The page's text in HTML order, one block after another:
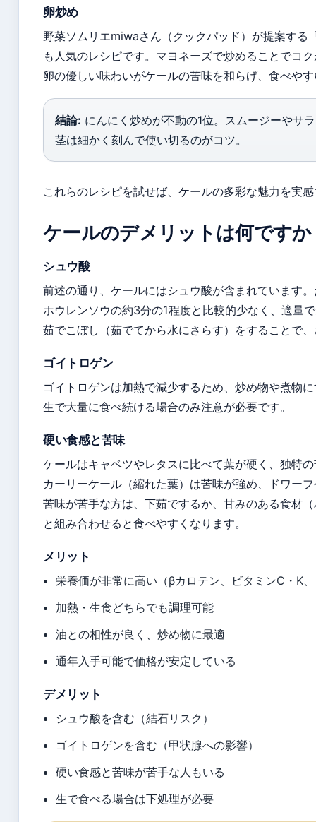
卵炒め
野菜ソムリエmiwaさん（クックパッド）が提案する
も人気のレシピです。マヨネーズで炒めることでコ
卵の優しい味わいがケールの苦味を和らげ、食べや
結論: にんにく炒めが不動の1位。スムージーやサ
茎は細かく刻んで使い切るのがコツ。
これらのレシピを試せば、ケールの多彩な魅力を実
ケールのデメリットは何です
シュウ酸
前述の通り、ケールにはシュウ酸が含まれています
ホウレンソウの約3分の1程度と比較的少なく、適量
茹でこぼし（茹でてから水にさらす）をすることで
ゴイトロゲン
ゴイトロゲンは加熱で減少するため、炒め物や煮物
生で大量に食べ続ける場合のみ注意が必要です。
硬い食感と苦味
ケールはキャベツやレタスに比べて葉が硬く、独特
カーリーケール（縮れた葉）は苦味が強め、ドワー
苦味が苦手な方は、下茹でするか、甘みのある食材
と組み合わせると食べやすくなります。
メリット
栄養価が非常に高い（βカロテン、ビタミンC・K
加熱・生食どちらでも調理可能
油との相性が良く、炒め物に最適
通年入手可能で価格が安定している
デメリット
シュウ酸を含む（結石リスク）
ゴイトロゲンを含む（甲状腺への影響）
硬い食感と苦味が苦手な人もいる
生で食べる場合は下処理が必要